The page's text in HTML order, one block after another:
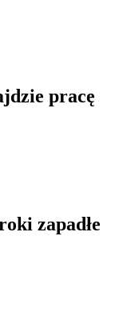
pracę
zapadłe